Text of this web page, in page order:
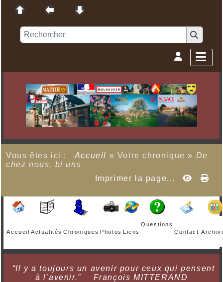
Vous êtes ici : Accueil » Votre chronique » De
chez nous, bi uns
Imprimer la page...
Accueil Actualités Chroniques Photos Liens
Questions
Contact
“Il y a toujours un avenir pour ceux qui pensent
à l’avenir.”
François MITTERAND